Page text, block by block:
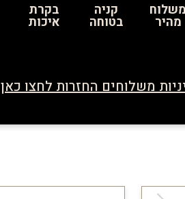
משלוח
מהיר
קניה
בטוחה
בקרת
איכות
משלוחים החזרות לחצו כאן